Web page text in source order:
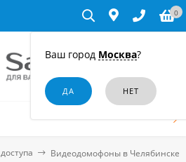
Ваш город Москва?
0
Видеодомофоны в Челябинске